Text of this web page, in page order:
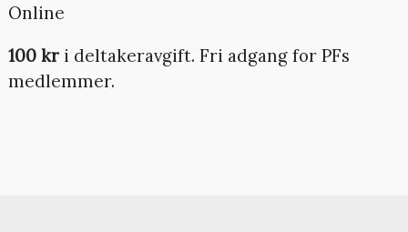
Online
100 kri deltakeravgift. Fri adgang for PFs
medlemmer.